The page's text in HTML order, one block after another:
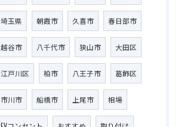
埼玉県 朝霞市 久喜市 春日部市
越谷市 八千代市 狭山市 大田区
江戸川区 柏市 八王子市 葛飾区
市川市 船橋市 上尾市 相場